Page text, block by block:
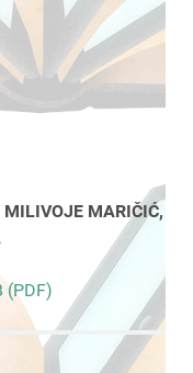
MILIVOJE MARIČIĆ,
(PDF)